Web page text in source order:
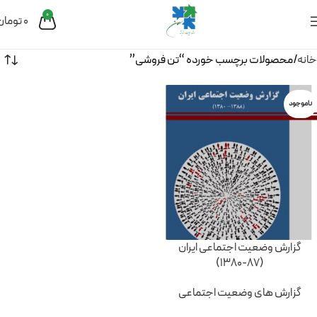
0
0
خانه محصولات برچسب خورده “تن فروشی”
ناموجود
گزارش وضعیت اجتماعی ایران
(87-1380)
گزارش های وضعیت اجتماعی